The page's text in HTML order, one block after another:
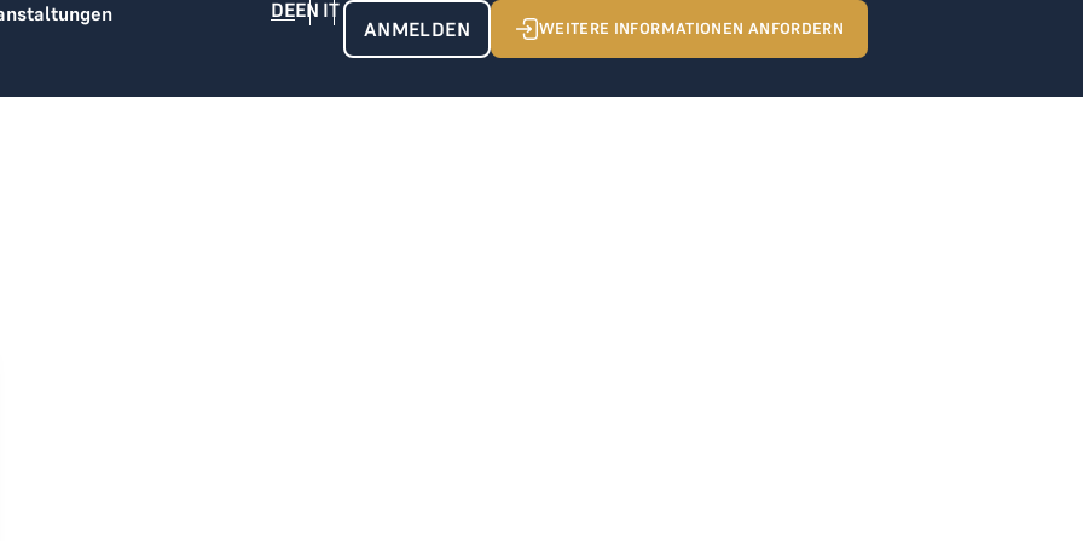
ANMELDEN WEITERE INFORMATIONEN ANFORDERN